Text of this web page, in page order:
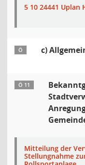
5 10 24441 Uplan
Ö c)
Ö 11
Mitteilung der
Stellungnahme